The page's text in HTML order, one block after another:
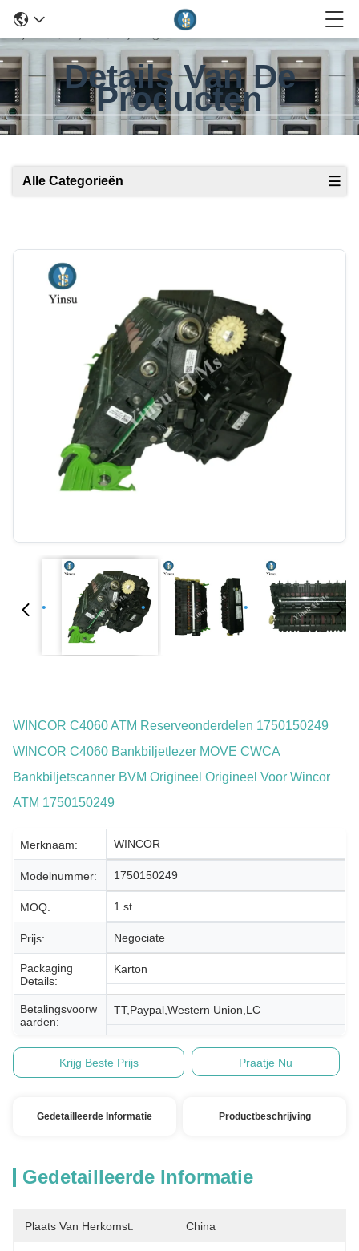
Details Van De
Producten
Alle Categorieën
WINCOR C4060 ATM Reserveonderdelen 1750150249
WINCOR C4060 Bankbiljetlezer MOVE CWCA
Bankbiljetscanner BVM Origineel Origineel Voor Wincor
ATM 1750150249
Merknaam: WINCOR
Modelnummer: 1750150249
MOQ: 1 st
Prijs: Negociate
Packaging
Details:
Karton
Betalingsvoorw
Aarden:
TT,Paypal,Western Union,LC
Krijg Beste Prijs Praatje Nu
Gedetailleerde Informatie Productbeschrijving
Gedetailleerde Informatie
Plaats Van Herkomst: China